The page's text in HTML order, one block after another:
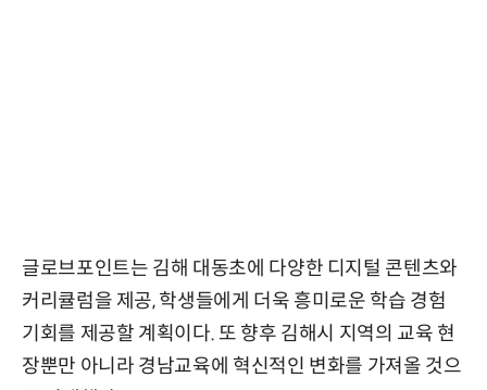
글로브포인트는 김해 대동초에 다양한 디지털 콘텐츠와
커리큘럼을 제공, 학생들에게 더욱 흥미로운 학습 경험
기회를 제공할 계획이다. 또 향후 김해시 지역의 교육 현
장뿐만 아니라 경남교육에 혁신적인 변화를 가져올 것으